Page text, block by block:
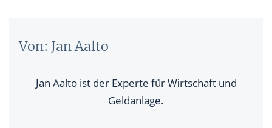
Von: Jan Aalto
Jan Aalto ist der Experte für Wirtschaft und
Geldanlage.